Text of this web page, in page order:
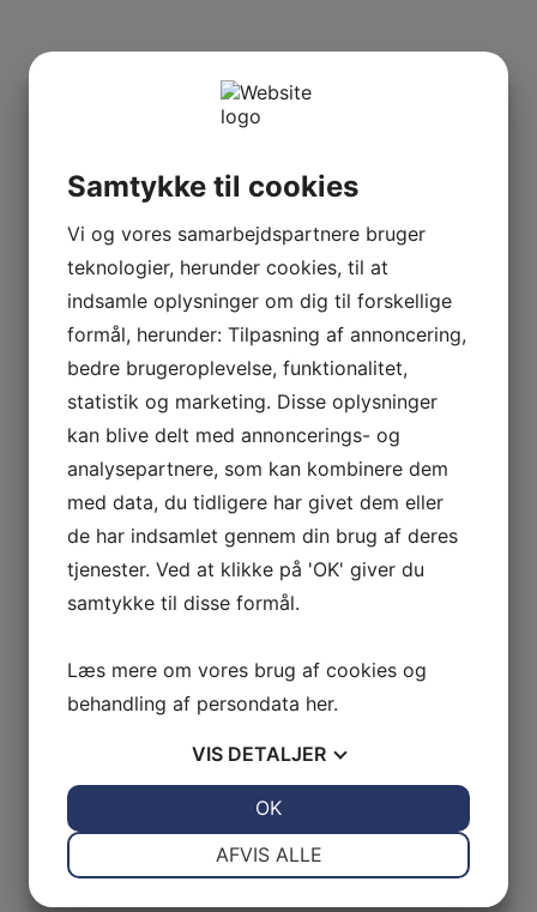
Samtykke til cookies
Vi og vores samarbejdspartnere bruger
teknologier, herunder cookies, til at
indsamle oplysninger om dig til forskellige
formål, herunder: Tilpasning af annoncering,
bedre brugeroplevelse, funktionalitet,
statistik og marketing. Disse oplysninger
kan blive delt med annoncerings- og
analysepartnere, som kan kombinere dem
med data, du tidligere har givet dem eller
de har indsamlet gennem din brug af deres
tjenester. Ved at klikke på 'OK' giver du
samtykke til disse formål.
Læs mere om vores brug af cookies og
behandling af persondata her.
VIS DETALJER
AFVIS ALLE
OK